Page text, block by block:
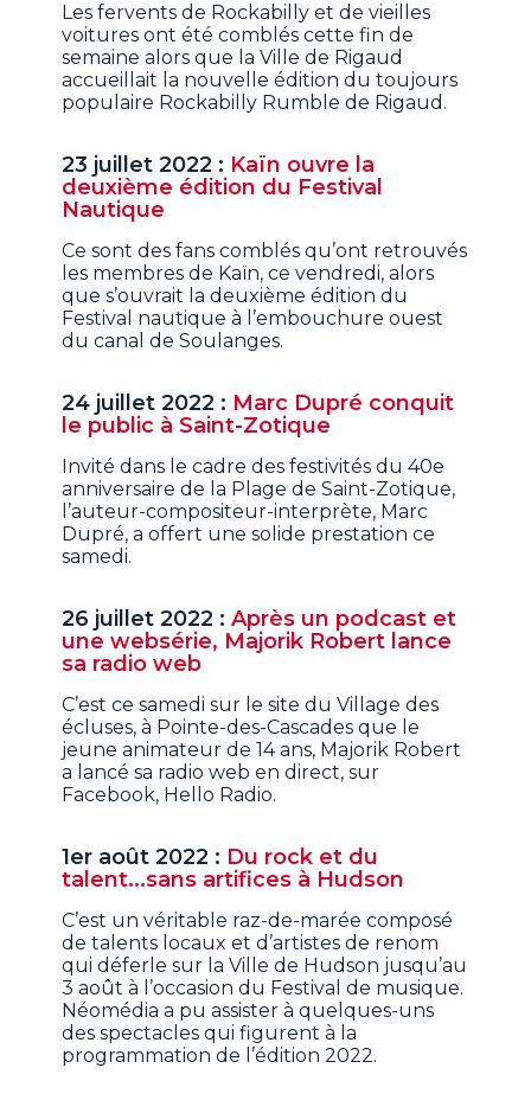
Les fervents de Rockabilly et de vieilles
voitures ont été comblés cette fin de
semaine alors que la Ville de Rigaud
accueillait la nouvelle édition du toujours
populaire Rockabilly Rumble de Rigaud.
23 juillet 2022 : Kaïn ouvre la
deuxième édition du Festival
Nautique
Ce sont des fans comblés qu’ont retrouvés
les membres de Kaïn, ce vendredi, alors
que s’ouvrait la deuxième édition du
Festival nautique à l’embouchure ouest
du canal de Soulanges.
24 juillet 2022 : Marc Dupré conquit
le public à Saint-Zotique
Invité dans le cadre des festivités du 40e
anniversaire de la Plage de Saint-Zotique,
l’auteur-compositeur-interprète, Marc
Dupré, a offert une solide prestation ce
samedi.
26 juillet 2022 :Après un podcast et
une websérie, Majorik Robert lance
sa radio web
C’est ce samedi sur le site du Village des
écluses, à Pointe-des-Cascades que le
jeune animateur de 14 ans, Majorik Robert
a lancé sa radio web en direct, sur
Facebook, Hello Radio.
1er août 2022 : Du rock et du
talent...sans artifices à Hudson
C’est un véritable raz-de-marée composé
de talents locaux et d’artistes de renom
qui déferle sur la Ville de Hudson jusqu’au
3 août à l’occasion du Festival de musique.
Néomédia a pu assister à quelques-uns
des spectacles qui figurent à la
programmation de l’édition 2022.